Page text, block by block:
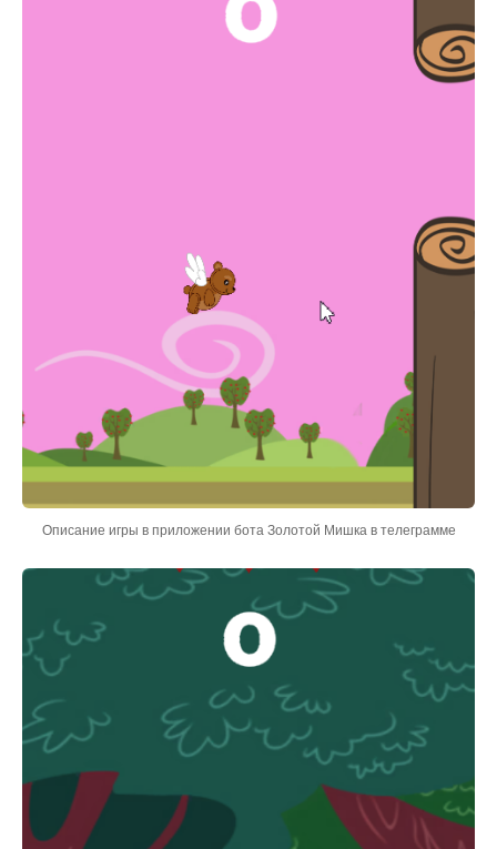
Описание игры в приложении бота Золотой Мишка в телеграмме